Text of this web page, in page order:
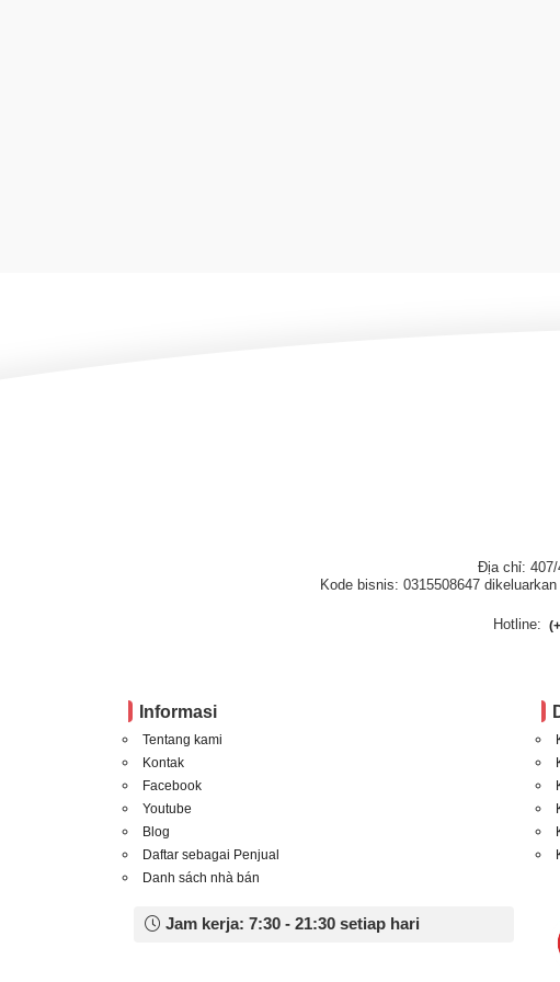
Địa chỉ:
Kode bisnis: 0315508647
Hotline:
Informasi
Tentang kami
Kontak
Facebook
Youtube
Blog
Daftar sebagai Penjual
Danh sách nhà bán
Jam kerja: 7:30 - 21:30 setiap hari